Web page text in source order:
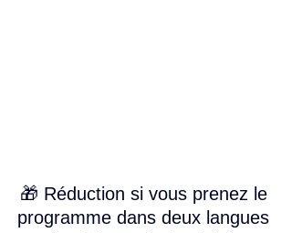
🎁 Réduction si vous prenez le
programme dans deux langues